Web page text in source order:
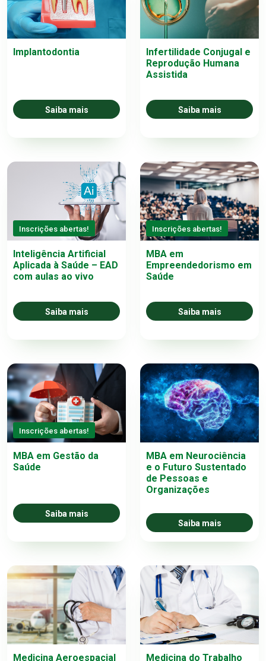
Implantodontia
Saiba mais
Infertilidade Conjugal e
Reprodução Humana
Assistida
Saiba mais
Inscrições abertas!
Inteligência Artificial
Aplicada à Saúde – EAD
com aulas ao vivo
Saiba mais
Inscrições abertas!
MBA em
Empreendedorismo em
Saúde
Saiba mais
Inscrições abertas!
MBA em Gestão da
Saúde
Saiba mais
MBA em Neurociência
e o Futuro Sustentado
de Pessoas e
Organizações
Saiba mais
Medicina Aeroespacial Medicina do Trabalho